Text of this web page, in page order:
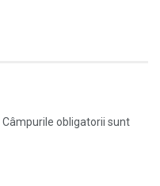
Câmpurile obligatorii sunt